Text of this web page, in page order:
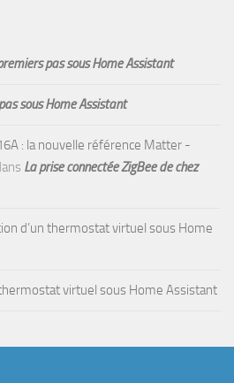
pas sous Home Assistant
sous Home Assistant
: la nouvelle référence Matter -
La prise connectée ZigBee de chez
d’un thermostat virtuel sous Home
virtuel sous Home Assistant